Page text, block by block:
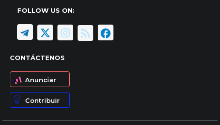
FOLLOW US ON:
CONTÁCTENOS
Anunciar
Contribuir